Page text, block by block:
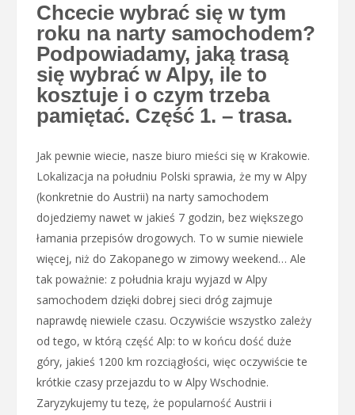
Chcecie wybrać się w tym
roku na narty samochodem?
Podpowiadamy, jaką trasą
się wybrać w Alpy, ile to
kosztuje i o czym trzeba
pamiętać. Część 1. – trasa.
Jak pewnie wiecie, nasze biuro mieści się w Krakowie.
Lokalizacja na południu Polski sprawia, że my w Alpy
(konkretnie do Austrii) na narty samochodem
dojedziemy nawet w jakieś 7 godzin, bez większego
łamania przepisów drogowych. To w sumie niewiele
więcej, niż do Zakopanego w zimowy weekend… Ale
tak poważnie: z południa kraju wyjazd w Alpy
samochodem dzięki dobrej sieci dróg zajmuje
naprawdę niewiele czasu. Oczywiście wszystko zależy
od tego, w którą część Alp: to w końcu dość duże
góry, jakieś 1200 km rozciągłości, więc oczywiście te
krótkie czasy przejazdu to w Alpy Wschodnie.
Zaryzykujemy tu tezę, że popularność Austrii i